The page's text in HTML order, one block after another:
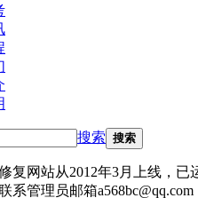
搜索 搜索
复网站从2012年3月上线，
系管理员邮箱a568bc@qq.com